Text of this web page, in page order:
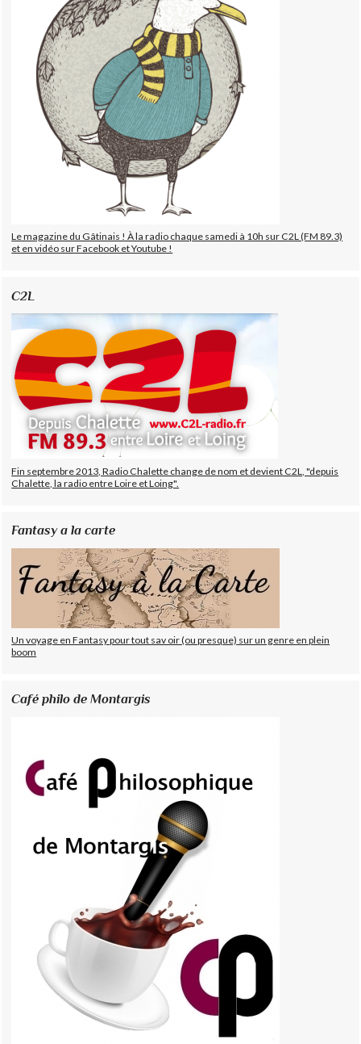
Le magazine du Gâtinais ! À la radio chaque samedi à 10h sur C2L (FM 89.3)
et en vidéo sur Facebook et Youtube !
C2L
Fin septembre 2013, Radio Chalette change de nom et devient C2L, "depuis
Chalette, la radio entre Loire et Loing".
Fantasy a la carte
Un voyage en Fantasy pour tout sav oir (ou presque) sur un genre en plein
boom
Café philo de Montargis